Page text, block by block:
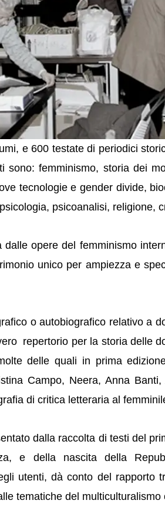
e 600 testate di periodici
femminismo, storia dei
tecnologie e gender divide,
psicoanalisi, religione,
dalle opere del femminismo
unico per ampiezza e
o autobiografico relativo a
repertorio per la storia delle
delle quali in prima
Campo, Neera, Anna
di critica letteraria al
dalla raccolta di testi del
e della nascita della
utenti, dà conto del rapporto
tematiche del